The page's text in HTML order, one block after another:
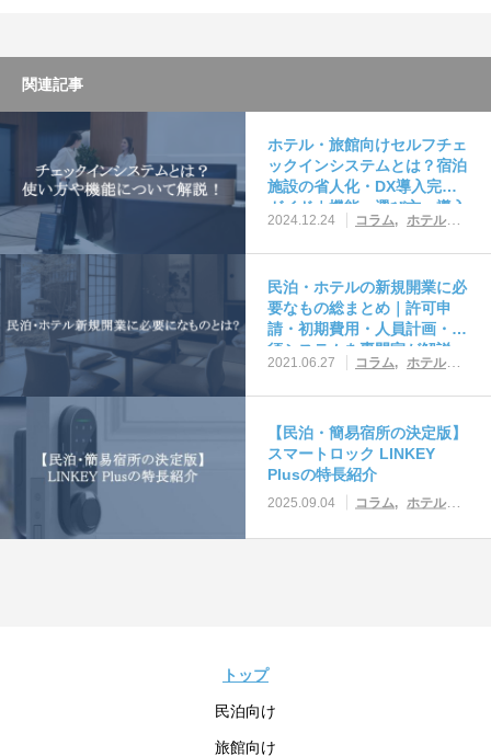
関連記事
ホテル・旅館向けセルフチェ
ックインシステムとは？宿泊
施設の省人化・DX導入完全
ガイド｜機能・選び方・導入
ポイントをわかりやすく紹介
2024.12.24 コラム ホテルシステム・ツール活用
民泊・ホテルの新規開業に必
要なもの総まとめ｜許可申
請・初期費用・人員計画・必
須システムを専門家が解説
2021.06.27 コラム ホテルシステム・ツール活用
【民泊・簡易宿所の決定版】
スマートロック LINKEY
Plusの特長紹介
2025.09.04 コラム ホテルシステム・ツール活用
トップ
民泊向け
旅館向け